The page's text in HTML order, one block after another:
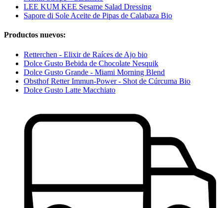
LEE KUM KEE Sesame Salad Dressing
Sapore di Sole Aceite de Pipas de Calabaza Bio
Productos nuevos:
Retterchen - Elixir de Raíces de Ajo bio
Dolce Gusto Bebida de Chocolate Nesquik
Dolce Gusto Grande - Miami Morning Blend
Obsthof Retter Immun-Power - Shot de Cúrcuma Bio
Dolce Gusto Latte Macchiato